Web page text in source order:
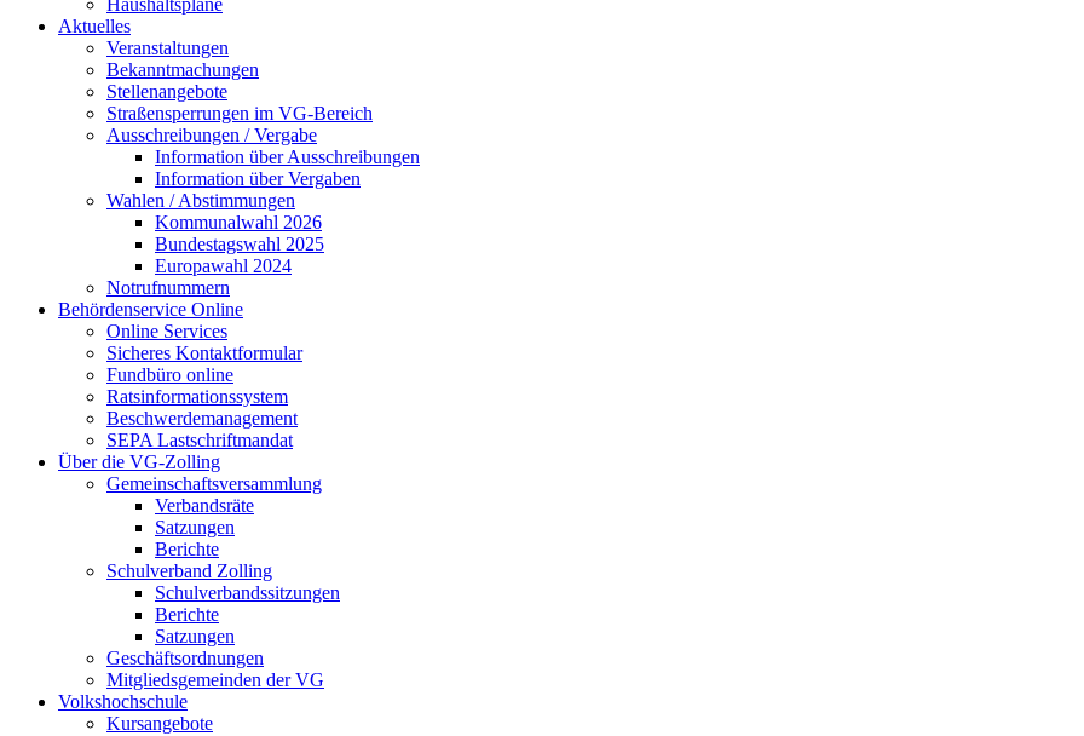
Haushaltspläne
Aktuelles
Veranstaltungen
Bekanntmachungen
Stellenangebote
Straßensperrungen im VG-Bereich
Ausschreibungen / Vergabe
Information über Ausschreibungen
Information über Vergaben
Wahlen / Abstimmungen
Kommunalwahl 2026
Bundestagswahl 2025
Europawahl 2024
Notrufnummern
Behördenservice Online
Online Services
Sicheres Kontaktformular
Fundbüro online
Ratsinformationssystem
Beschwerdemanagement
SEPA Lastschriftmandat
Über die VG-Zolling
Gemeinschaftsversammlung
Verbandsräte
Satzungen
Berichte
Schulverband Zolling
Schulverbandssitzungen
Berichte
Satzungen
Geschäftsordnungen
Mitgliedsgemeinden der VG
Volkshochschule
Kursangebote